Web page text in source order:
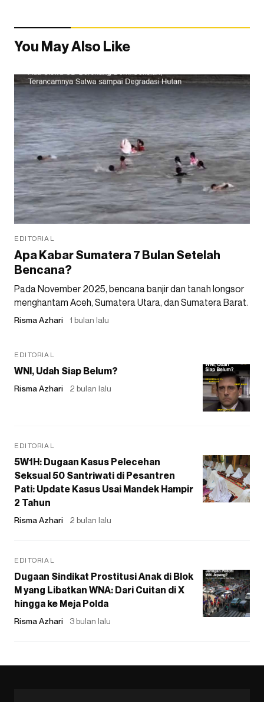
You May Also Like
EDITORIAL
Apa Kabar Sumatera 7 Bulan Setelah
Bencana?
Pada November 2025, bencana banjir dan tanah longsor
menghantam Aceh, Sumatera Utara, dan Sumatera Barat.
Risma Azhari 1 bulan lalu
EDITORIAL
WNI, Udah Siap Belum?
Risma Azhari 2 bulan lalu
EDITORIAL
5W1H: Dugaan Kasus Pelecehan
Seksual 50 Santriwati di Pesantren
Pati: Update Kasus Usai Mandek Hampir
2 Tahun
Risma Azhari 2 bulan lalu
EDITORIAL
Dugaan Sindikat Prostitusi Anak di Blok
M yang Libatkan WNA: Dari Cuitan di X
hingga ke Meja Polda
Risma Azhari 3 bulan lalu